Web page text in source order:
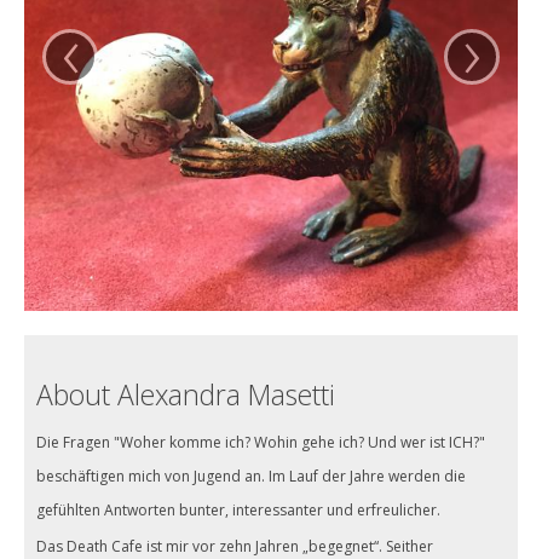
‹ ›
About Alexandra Masetti
Die Fragen "Woher komme ich? Wohin gehe ich? Und wer ist ICH?"
beschäftigen mich von Jugend an. Im Lauf der Jahre werden die
gefühlten Antworten bunter, interessanter und erfreulicher.
Das Death Cafe ist mir vor zehn Jahren „begegnet“. Seither